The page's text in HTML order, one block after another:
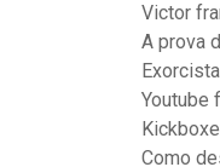
Victor
A prova
Youtube
Como